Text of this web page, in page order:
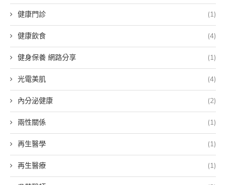
健康門診 (1)
健康飲食 (4)
健身保養 網路分享 (1)
光電美肌 (4)
內分泌健康 (2)
兩性關係 (1)
再生醫學 (1)
再生醫療 (1)